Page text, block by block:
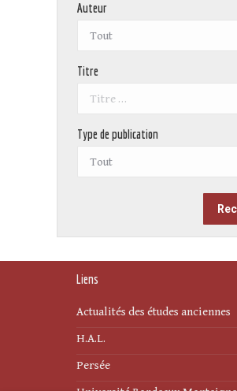
Auteur
Titre
Type de publication
Liens
Actualités des études anciennes
H.A.L.
Persée